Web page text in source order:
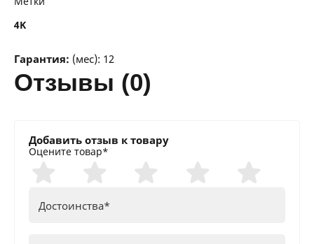
4K
Гарантия: (мес): 12
отзывы (0)
Добавить отзыв к товару
Оцените товар*